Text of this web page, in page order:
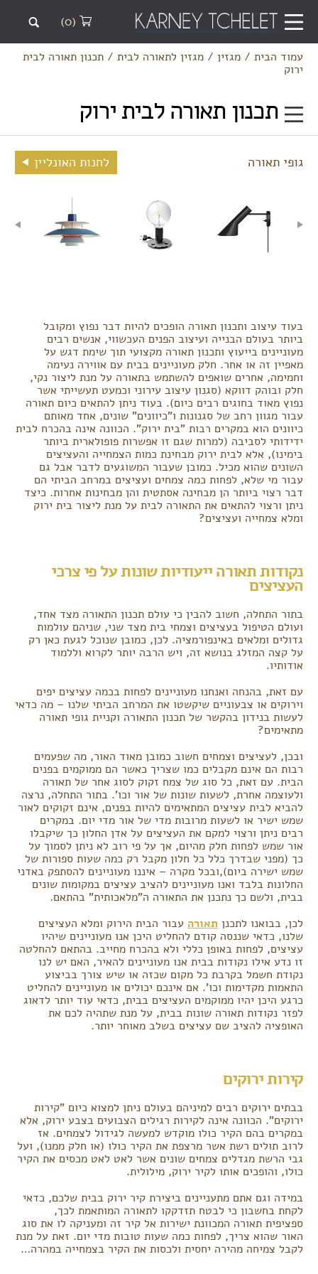
(0)
עמוד הבית/ מגזין/ מגזין לתאורה לבית/ תכנון תאורה לבית
ירוק
תכנון תאורה לבית ירוק
גופי תאורה לחנות האונליין
בעוד עיצוב ותכנון תאורה הופכים להיות דבר נפוץ ומקובל
ביותר בעולם הבנייה ועיצוב הפנים העכשווי, אנשים רבים
מעוניינים בייעוץ ותכנון תאורה מקצועי תוך שימת דגש על
מאפיין זה או אחר. חלק מעוניינים בבית עם אווירה נעימה
וחמימה, אחרים שואפים להשתמש בתאורה על מנת ליצור נקי,
חלק ובוהק דווקא (סגנון עיצוב עירוני וכמעט תעשייתי אשר
נפוץ מאוד בחוגים רבים כיום). בעוד ניתן להתאים כיום תאורה
עבור מגוון רחב של סגנונות ו"כיוונים" שונים, אחד מאותם
כיוונים הוא במקרים רבות "בית ירוק". הכוונה אינה בהכרח לבית
ידידותי לסביבה (למרות שגם זו אפשרות פופולארית ביותר
בימינו), אלא לבית ירוק מבחינת כמות הצמחייה והעציצים
השונים שהוא מכיל. כמובן שעבור המשוגעים לדבר אבל גם
עבור מי שלא, לפחות כמה צמחים ועציצים במרחב הביתי הם
דבר רצוי ביותר הן מבחינה אסתטית והן מבחינות אחרות. כיצד
ניתן ורצוי להתאים את התאורה לבית על מנת ליצור בית ירוק
ומלא צמחייה ועציצים?
נקודות תאורה ייעודיות שונות על פי צרכי
העציצים
בתור התחלה, חשוב להבין כי עולם תכנון התאורה מצד אחד,
ועולם הטיפול בעציצים וצמחי בית מצד שני, שניהם עולמות
גדולים ומלאים באינפורמציה. לכן, כמובן שנוכל לגעת כאן רק
על קצה המזלג בנושא זה, ויש הרבה יותר לקרוא וללמוד
אודותיו.
עם זאת, בהנחה ואנחנו מעוניינים לפחות בכמה עציצים יפים
וירוקים או צבעוניים שיקשטו את המרחב הביתי שלנו – מה כדאי
לעשות בנידון בהקשר של תכנון התאורה וקניית גופי תאורה
מתאימים?
ובכן, לעציצים וצמחים חשוב כמובן מאוד האור, מה שפעמים
רבות הם אינם מקבלים כמו שצריך כאשר הם ממוקמים בפנים
הבית. עם זאת, כל סוג של צמח זקוק לסוג אחר של תאורה
ולעוצמה אחרת, לשעות שונות של אור וכו'. בתור התחלה, נרצה
להביא לבית עציצים המתאימים להיות בפנים, אינם זקוקים לאור
שמש ישיר או לשעות מרובות מדי של אור מדי יום. במקרים
רבים ניתן ורצוי למקם את העציצים על אדן החלון כך שיקבלו
אור שמש לפחות חלק מהיום, אך על פי רוב לא ניתן לסמוך על
כך (מפני שבדרך כלל כל חלון מקבל רק כמה שעות ספורות של
שמש ישירה ביום),ובכל מקרה – איננו מעוניינים להסתפק באדני
החלונות בלבד ואנו מעוניינים להציב עציצים במקומות שונים
בבית, ולשם כך נתכנן את התאורה ה"מלאכותית" בהתאם.
לכן, בבואנו לתכנן תאורה עבור הבית הירוק ומלא העציצים
שלנו, כדאי שננסה קודם להחליט היכן אנו מעוניינים שיהיו
עציצים, לפחות באופן כללי ולא בהכרח מחייב. בהתאם להחלטה
זו נדע אילו נקודות בבית אנו מעוניינים להאיר, האם יש לנו
נקודת חשמל בקרבת כל מקום שכזה או שיש צורך בביצוע
התאמות מקדימות וכו'. אם אינכם יכולים או מעוניינים להחליט
כרגע היכן יהיו ממוקמים העציצים בבית, כדאי עוד יותר לדאוג
לפזר נקודות תאורה שונות בבית, על מנת שתהיה לכם את
האופציה להציב שם עציצים בשלב מאוחר יותר.
קירות ירוקים
בבתים ירוקים רבים למיניהם בעולם ניתן למצוא כיום "קירות
ירוקים". הכוונה אינה לקירות רגילים הצבועים בצבע ירוק, אלא
במקרים בהם הקיר כולו מוקדש למעשה לגידול לצמחים. אז
לרוב תולים רשת אשר מרצפת את הקיר כולו (או חלק ממנו), ועל
גבי הרשת מגדלים צמחים שונים אשר לאט לאט מכסים את הקיר
כולו, והופכים אותו לקיר ירוק, מילולית.
במידה וגם אתם מתעניינים ביצירת קיר ירוק בבית שלכם, כדאי
לקחת בחשבון כי לבטח תזדקקו לתאורה המותאמת לכך,
ספציפית תאורה המכוונת ישירות אל קיר זה ומעניקה לו את סוג
האור שהוא צריך, לפחות כמה שעות טובות מדי יום. זאת על מנת
לקבל צמיחה מהירה יחסית ולכסות את הקיר בצמחייה במהרה…